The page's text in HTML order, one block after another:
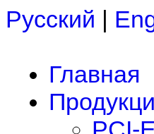
Русский |
Главная